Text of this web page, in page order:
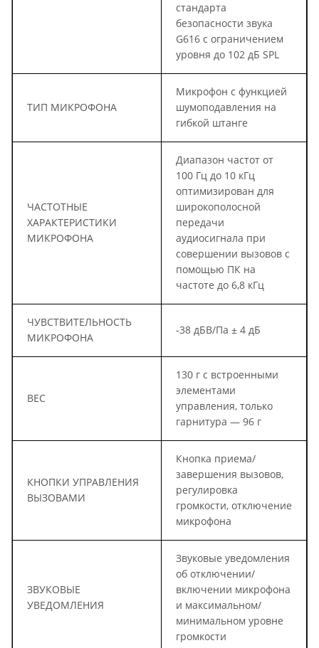
стандарта
безопасности звука
G616 с ограничением
уровня до 102 дБ SPL
ТИП МИКРОФОНА
Микрофон с функцией
шумоподавления на
гибкой штанге
ЧАСТОТНЫЕ
ХАРАКТЕРИСТИКИ
МИКРОФОНА
Диапазон частот от
100 Гц до 10 кГц
оптимизирован для
широкополосной
передачи
аудиосигнала при
совершении вызовов с
помощью ПК на
частоте до 6,8 кГц
ЧУВСТВИТЕЛЬНОСТЬ
МИКРОФОНА
-38 дБВ/Па ± 4 дБ
ВЕС
130 г с встроенными
элементами
управления, только
гарнитура — 96 г
КНОПКИ УПРАВЛЕНИЯ
ВЫЗОВАМИ
Кнопка приема/
завершения вызовов,
регулировка
громкости, отключение
микрофона
ЗВУКОВЫЕ
УВЕДОМЛЕНИЯ
Звуковые уведомления
об отключении/
включении микрофона
и максимальном/
минимальном уровне
громкости